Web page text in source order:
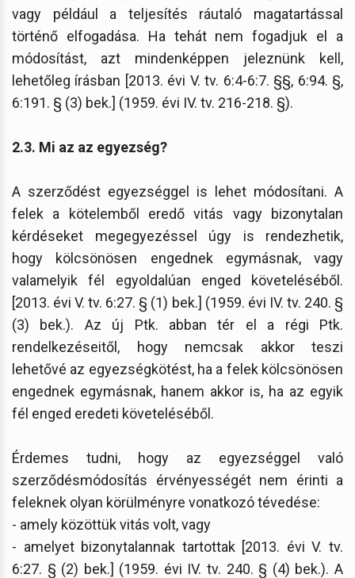
vagy például a teljesítés ráutaló magatartással
történő elfogadása. Ha tehát nem fogadjuk el a
módosítást, azt mindenképpen jeleznünk kell,
lehetőleg írásban [2013. évi V. tv. 6:4-6:7. §§, 6:94. §,
6:191. § (3) bek.] (1959. évi IV. tv. 216-218. §).
2.3. Mi az az egyezség?
A szerződést egyezséggel is lehet módosítani. A
felek a kötelemből eredő vitás vagy bizonytalan
kérdéseket megegyezéssel úgy is rendezhetik,
hogy kölcsönösen engednek egymásnak, vagy
valamelyik fél egyoldalúan enged követeléséből.
[2013. évi V. tv. 6:27. § (1) bek.] (1959. évi IV. tv. 240. §
(3) bek.). Az új Ptk. abban tér el a régi Ptk.
rendelkezéseitől, hogy nemcsak akkor teszi
lehetővé az egyezségkötést, ha a felek kölcsönösen
engednek egymásnak, hanem akkor is, ha az egyik
fél enged eredeti követeléséből.
Érdemes tudni, hogy az egyezséggel való
szerződésmódosítás érvényességét nem érinti a
feleknek olyan körülményre vonatkozó tévedése:
- amely közöttük vitás volt, vagy
- amelyet bizonytalannak tartottak [2013. évi V. tv.
6:27. § (2) bek.] (1959. évi IV. tv. 240. § (4) bek.). A